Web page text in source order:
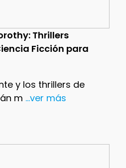
Thrillers
Ficción para
y los thrillers de
m ...ver más